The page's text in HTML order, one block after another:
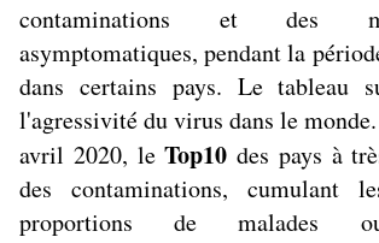
contaminations et des
asymptomatiques, pendant la
dans certains pays. Le tableau
l'agressivité du virus dans le
avril 2020, leTop10 des pays à
des contaminations, cumulant
proportions de malades